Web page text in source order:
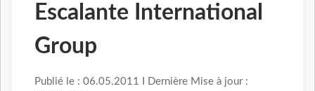
Escalante International
Group
Publié le : 06.05.2011 I Dernière Mise à jour :